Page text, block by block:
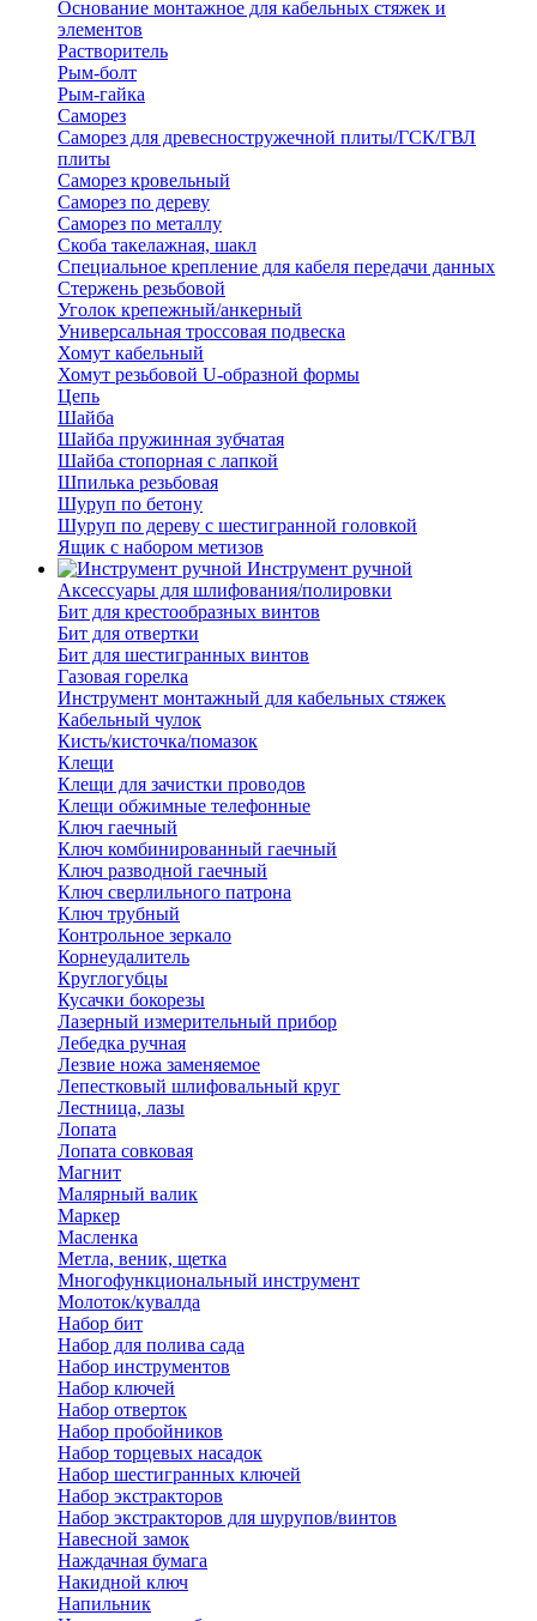
Основание монтажное для кабельных стяжек и
элементов
Растворитель
Рым-болт
Рым-гайка
Саморез
Саморез для древесностружечной плиты/ГСК/ГВЛ
плиты
Саморез кровельный
Саморез по дереву
Саморез по металлу
Скоба такелажная, шакл
Специальное крепление для кабеля передачи данных
Стержень резьбовой
Уголок крепежный/анкерный
Универсальная троссовая подвеска
Хомут кабельный
Хомут резьбовой U-образной формы
Цепь
Шайба
Шайба пружинная зубчатая
Шайба стопорная с лапкой
Шпилька резьбовая
Шуруп по бетону
Шуруп по дереву с шестигранной головкой
Ящик с набором метизов
Инструмент ручной
Аксессуары для шлифования/полировки
Бит для крестообразных винтов
Бит для отвертки
Бит для шестигранных винтов
Газовая горелка
Инструмент монтажный для кабельных стяжек
Кабельный чулок
Кисть/кисточка/помазок
Клещи
Клещи для зачистки проводов
Клещи обжимные телефонные
Ключ гаечный
Ключ комбинированный гаечный
Ключ разводной гаечный
Ключ сверлильного патрона
Ключ трубный
Контрольное зеркало
Корнеудалитель
Круглогубцы
Кусачки бокорезы
Лазерный измерительный прибор
Лебедка ручная
Лезвие ножа заменяемое
Лепестковый шлифовальный круг
Лестница, лазы
Лопата
Лопата совковая
Магнит
Малярный валик
Маркер
Масленка
Метла, веник, щетка
Многофункциональный инструмент
Молоток/кувалда
Набор бит
Набор для полива сада
Набор инструментов
Набор ключей
Набор отверток
Набор пробойников
Набор торцевых насадок
Набор шестигранных ключей
Набор экстракторов
Набор экстракторов для шурупов/винтов
Навесной замок
Наждачная бумага
Накидной ключ
Напильник